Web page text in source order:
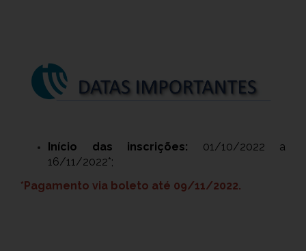
Início das inscrições: 01/10/2022 a
16/11/2022*;
*Pagamento via boleto até 09/11/2022.